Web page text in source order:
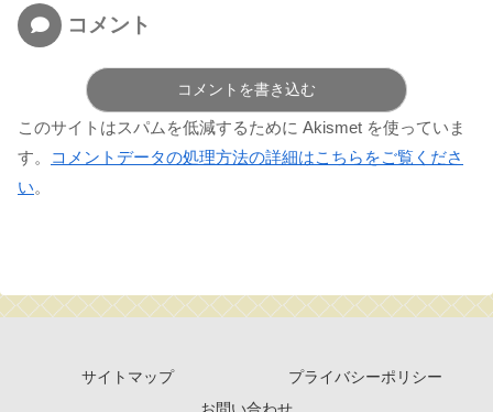
コメント
コメントを書き込む
このサイトはスパムを低減するために Akismet を使っていま
す。
コメントデータの処理方法の詳細はこちらをご覧くださ
い。
サイトマップ
プライバシーポリシー